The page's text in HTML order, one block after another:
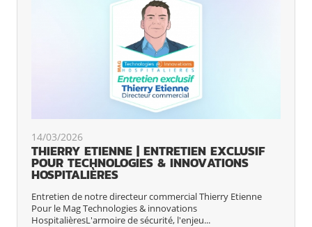
14/03/2026
THIERRY ETIENNE | ENTRETIEN EXCLUSIF
POUR TECHNOLOGIES & INNOVATIONS
HOSPITALIÈRES
Entretien de notre directeur commercial Thierry Etienne
Pour le Mag Technologies & innovations
HospitalièresL'armoire de sécurité, l'enjeu...